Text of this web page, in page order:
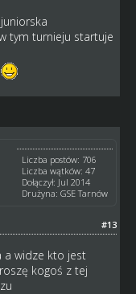
tym turnieju startuje
Liczba postów: 706
Liczba wątków: 47
Dołączył: Jul 2014
Drużyna: GSE Tarnów
#13
a widze kto jest
kogoś z tej